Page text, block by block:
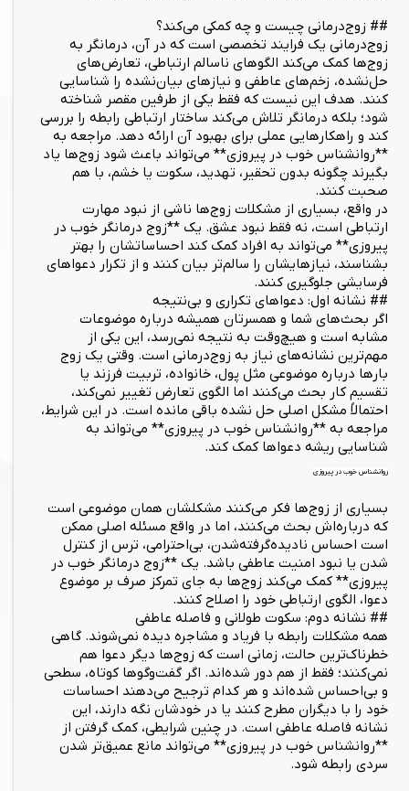
## زوج‌درمانی چیست و چه کمکی می‌کند؟
زوج‌درمانی یک فرایند تخصصی است که در آن، درمانگر به
زوج‌ها کمک می‌کند الگوهای ناسالم ارتباطی، تعارض‌های
حل‌نشده، زخم‌های عاطفی و نیازهای بیان‌نشده را شناسایی
کنند. هدف این نیست که فقط یکی از طرفین مقصر شناخته
شود؛ بلکه درمانگر تلاش می‌کند ساختار ارتباطی رابطه را بررسی
کند و راهکارهایی عملی برای بهبود آن ارائه دهد. مراجعه به
**روانشناس خوب در پیروزی** می‌تواند باعث شود زوج‌ها یاد
بگیرند چگونه بدون تحقیر، تهدید، سکوت یا خشم، با هم
صحبت کنند.
در واقع، بسیاری از مشکلات زوج‌ها ناشی از نبود مهارت
ارتباطی است، نه فقط نبود عشق. یک **زوج درمانگر خوب در
پیروزی** می‌تواند به افراد کمک کند احساساتشان را بهتر
بشناسند، نیازهایشان را سالم‌تر بیان کنند و از تکرار دعواهای
فرسایشی جلوگیری کنند.
## نشانه اول: دعواهای تکراری و بی‌نتیجه
اگر بحث‌های شما و همسرتان همیشه درباره موضوعات
مشابه است و هیچ‌وقت به نتیجه نمی‌رسد، این یکی از
مهم‌ترین نشانه‌های نیاز به زوج‌درمانی است. وقتی یک زوج
بارها درباره موضوعی مثل پول، خانواده، تربیت فرزند یا
تقسیم کار بحث می‌کنند اما الگوی تعارض تغییر نمی‌کند،
احتمالاً مشکل اصلی حل نشده باقی مانده است. در این شرایط،
مراجعه به **روانشناس خوب در پیروزی** می‌تواند به
شناسایی ریشه دعواها کمک کند.
روانشناس خوب در پیروزی
بسیاری از زوج‌ها فکر می‌کنند مشکلشان همان موضوعی است
که درباره‌اش بحث می‌کنند، اما در واقع مسئله اصلی ممکن
است احساس نادیده‌گرفته‌شدن، بی‌احترامی، ترس از کنترل
شدن یا نبود امنیت عاطفی باشد. یک **زوج درمانگر خوب در
پیروزی** کمک می‌کند زوج‌ها به جای تمرکز صرف بر موضوع
دعوا، الگوی ارتباطی خود را اصلاح کنند.
## نشانه دوم: سکوت طولانی و فاصله عاطفی
همه مشکلات رابطه با فریاد و مشاجره دیده نمی‌شوند. گاهی
خطرناک‌ترین حالت، زمانی است که زوج‌ها دیگر دعوا هم
نمی‌کنند؛ فقط از هم دور شده‌اند. اگر گفت‌وگوها کوتاه، سطحی
و بی‌احساس شده‌اند و هر کدام ترجیح می‌دهند احساسات
خود را با دیگران مطرح کنند یا در خودشان نگه دارند، این
نشانه فاصله عاطفی است. در چنین شرایطی، کمک گرفتن از
**روانشناس خوب در پیروزی** می‌تواند مانع عمیق‌تر شدن
سردی رابطه شود.